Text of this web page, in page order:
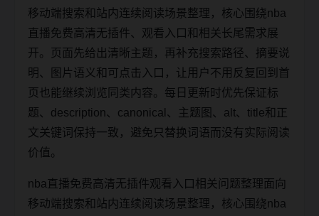
移动端搜索和站内连续阅读场景整理，核心围绕nba
直播免费高清无插件、观看入口和相关长尾需求展
开。页面先给出清晰主题，再补充搜索路径、摘要说
明、图片语义和可点击入口，让用户不用反复回到首
页也能继续浏览同类内容。每日更新时优先保证标
题、description、canonical、主题图、alt、title和正
文关键词保持一致，避免只替换词语而没有实际阅读
价值。
nba直播免费高清无插件观看入口相关问题整理面向
移动端搜索和站内连续阅读场景整理，核心围绕nba